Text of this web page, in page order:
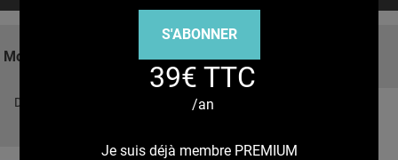
E-REVUE SAD
Mots clés
Découvrez nos réseaux sociaux
S'ABONNER
39€ TTC
/an
Je suis déjà membre PREMIUM